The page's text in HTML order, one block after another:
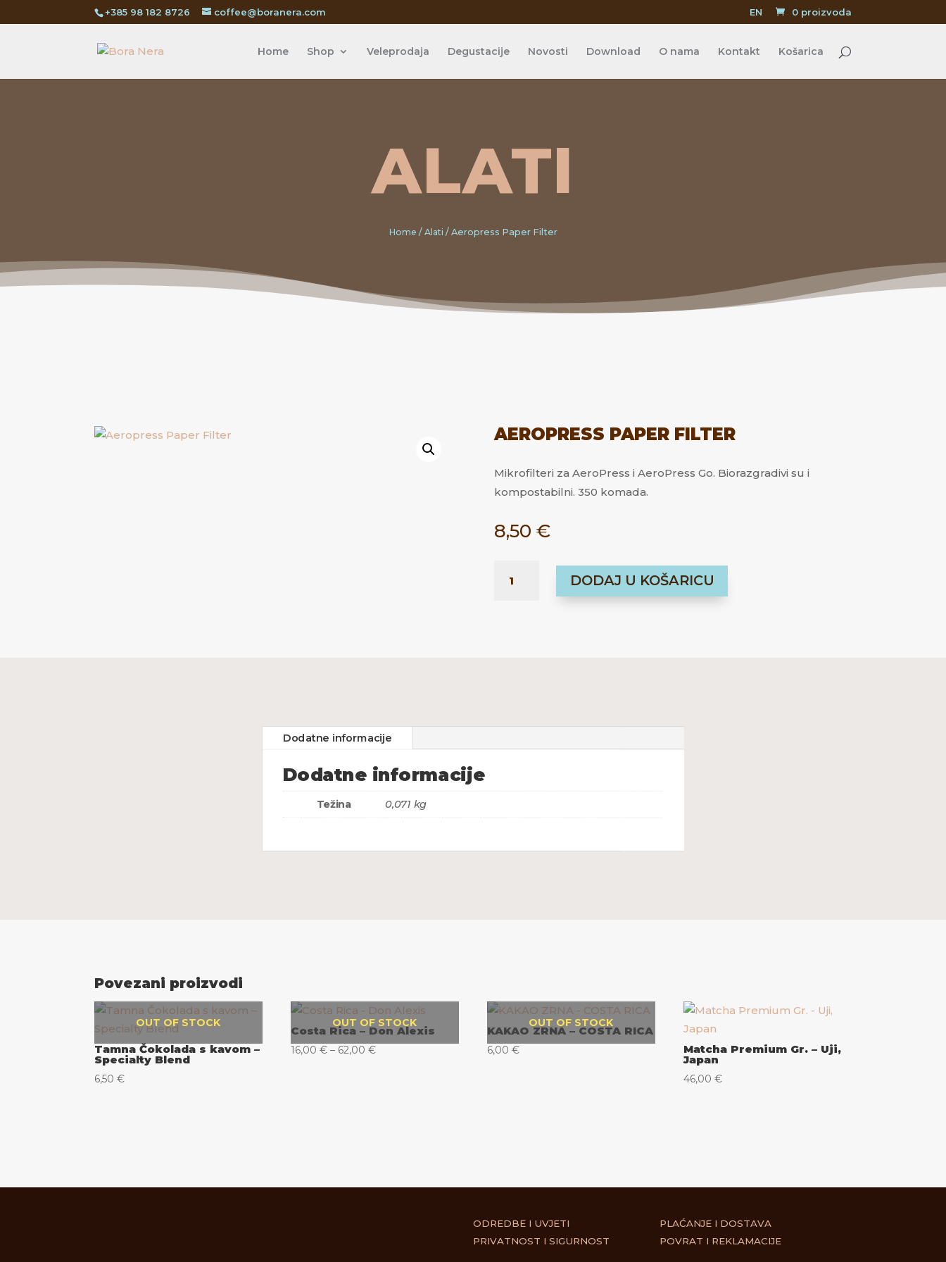
+385 98 182 8726 coffee@boranera.com EN 0 proizvoda
Home Shop Veleprodaja Degustacije Novosti Download O nama Kontakt Košarica
ALATI
Home / Alati / Aeropress Paper Filter
AEROPRESS PAPER FILTER
Mikrofilteri za AeroPress i AeroPress Go. Biorazgradivi su i
kompostabilni. 350 komada.
8,50 €
AEROPRESS
PAPER
DODAJ U KOŠARICU
Dodatne informacije
Dodatne informacije
Težina 0,071 kg
Povezani proizvodi
Tamna Čokolada s kavom –
Specialty Blend
6,50€
OUT OF STOCK
Costa Rica – Don Alexis
16,00€ – 62,00€Raspon
OUT OF STOCK
KAKAO ZRNA – COSTA RICA
6,00€
OUT OF STOCK
Matcha Premium Gr. – Uji,
Japan
46,00€
ODREDBE I UVJETI
PRIVATNOST I SIGURNOST
PLAĆANJE I DOSTAVA
POVRAT I REKLAMACIJE